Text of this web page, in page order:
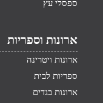
ספסלי עץ
ארונות וספריות
ארונות ויטרינה
ספריות לבית
ארונות בגדים